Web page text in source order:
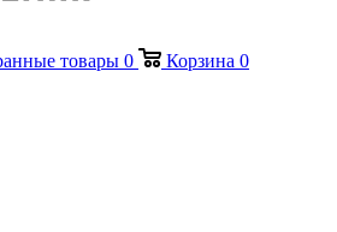
товары 0 Корзина 0